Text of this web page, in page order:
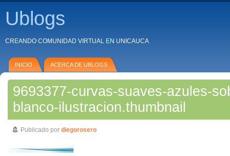
Ublogs
CREANDO COMUNIDAD VIRTUAL EN UNICAUCA
INICIO ACERCA DE UBLOGS
9693377-curvas-suaves-azules-
blanco-ilustracion.thumbnail
Publicado por diegorosero